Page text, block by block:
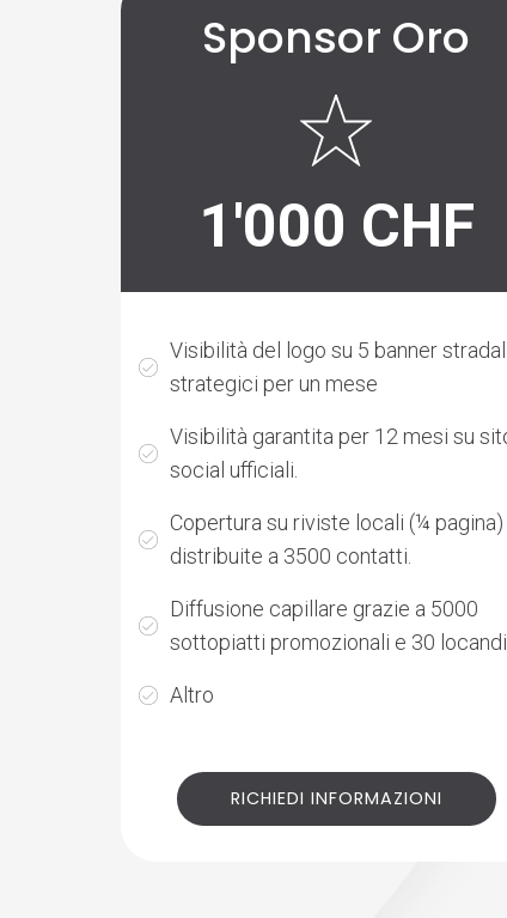
Sponsor Oro
1'000 CHF
Visibilità del logo su 5 banner
strategici per un mese
Visibilità garantita per 12 mesi su
social ufficiali.
Copertura su riviste locali (¼ pagina)
distribuite a 3500 contatti.
Diffusione capillare grazie a 5000
sottopiatti promozionali e 30
Altro
RICHIEDI INFORMAZIONI